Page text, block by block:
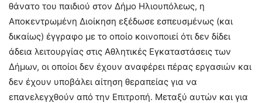
θάνατο του παιδιού στον Δήμο Ηλιουπόλεως, η
Αποκεντρωμένη Διοίκηση εξέδωσε εσπευσμένως (και
δικαίως) έγγραφο με το οποίο κοινοποιεί ότι δεν δίδει
άδεια λειτουργίας στις Αθλητικές Εγκαταστάσεις των
Δήμων, οι οποίοι δεν έχουν αναφέρει πέρας εργασιών και
δεν έχουν υποβάλει αίτηση θεραπείας για να
επανελεγχθούν από την Επιτροπή. Μεταξύ αυτών και για